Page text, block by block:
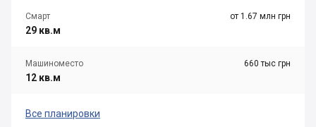
Смарт от 1.67 млн грн
29 кв.м
Машиноместо 660 тыс грн
12 кв.м
Все планировки